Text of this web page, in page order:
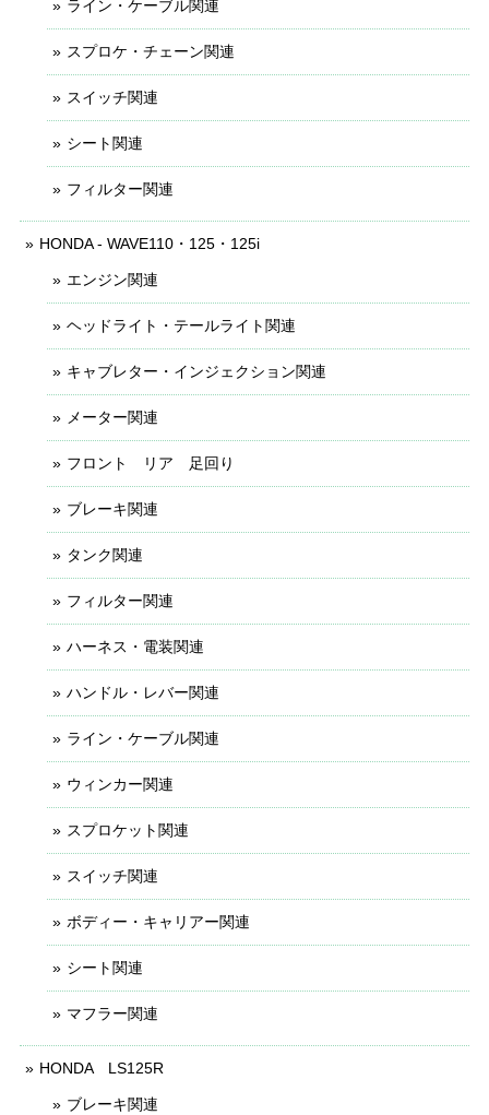
ライン・ケーブル関連
スプロケ・チェーン関連
スイッチ関連
シート関連
フィルター関連
HONDA - WAVE110・125・125i
エンジン関連
ヘッドライト・テールライト関連
キャブレター・インジェクション関連
メーター関連
フロント リア 足回り
ブレーキ関連
タンク関連
フィルター関連
ハーネス・電装関連
ハンドル・レバー関連
ライン・ケーブル関連
ウィンカー関連
スプロケット関連
スイッチ関連
ボディー・キャリアー関連
シート関連
マフラー関連
HONDA LS125R
ブレーキ関連